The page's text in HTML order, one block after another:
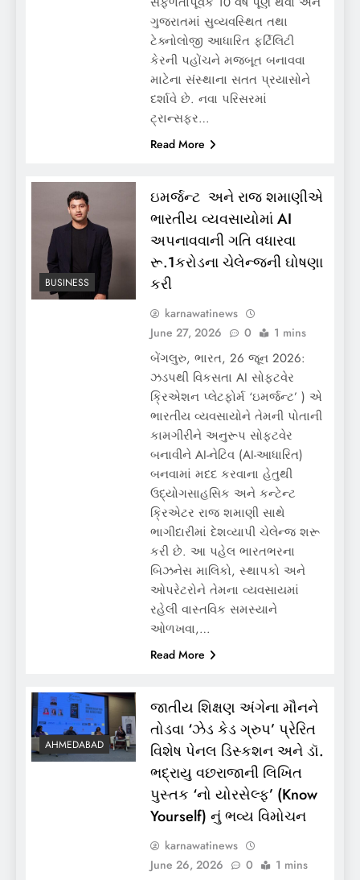
ગુજરાતમાં સુવ્યવસ્થિત તથા
ટેક્નોલોજી આધારિત ફર્ટિલિટી
કેરની પહોંચને મજબૂત બનાવવા
માટેના સંસ્થાના સતત પ્રયાસોને
દર્શાવે છે. નવા પરિસરમાં
ટ્રાન્સફર…
Read More
BUSINESS
ઇમર્જન્ટ અને રાજ શમાણીએ
ભારતીય વ્યવસાયોમાં AI
અપનાવવાની ગતિ વધારવા
રૂ.1કરોડના ચેલેન્જની ઘોષણા
કરી
karnawatinews
June 27, 2026
0 1 mins
બેંગલુરુ, ભારત, 26 જૂન 2026:
ઝડપથી વિકસતા AI સોફ્ટવેર
ક્રિએશન પ્લેટફોર્મ ‘ઇમર્જન્ટ’ ) એ
ભારતીય વ્યવસાયોને તેમની પોતાની
કામગીરીને અનુરૂપ સોફ્ટવેર
બનાવીને AI-નેટિવ (AI-આધારિત)
બનવામાં મદદ કરવાના હેતુથી
ઉદ્યોગસાહસિક અને કન્ટેન્ટ
ક્રિએટર રાજ શમાણી સાથે
ભાગીદારીમાં દેશવ્યાપી ચેલેન્જ શરૂ
કરી છે. આ પહેલ ભારતભરના
બિઝનેસ માલિકો, સ્થાપકો અને
ઓપરેટરોને તેમના વ્યવસાયમાં
રહેલી વાસ્તવિક સમસ્યાને
ઓળખવા,…
Read More
AHMEDABAD
જાતીય શિક્ષણ અંગેના મૌનને
તોડવા ‘ઝેડ કેડ ગ્રુપ’ પ્રેરિત
વિશેષ પેનલ ડિસ્કશન અને ડૉ.
ભદ્રાયુ વછરાજાની લિખિત
પુસ્તક ‘નો યોરસેલ્ફ’ (Know
Yourself) નું ભવ્ય વિમોચન
karnawatinews
June 26, 2026
0 1 mins